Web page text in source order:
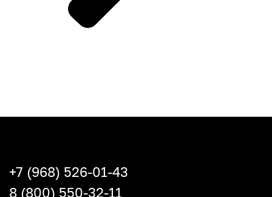
+7 (968) 526-01-43
8 (800) 550-32-11